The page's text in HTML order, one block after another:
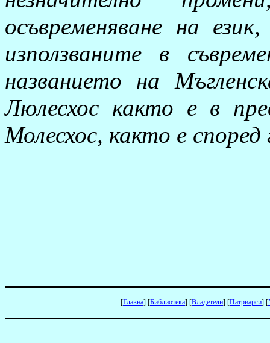
осъвременяване на
използваните в
названието на
Люлесхос както е в
Молесхос, както е
[Главна] [Библиотека] [Владетели] [Патриарси] [